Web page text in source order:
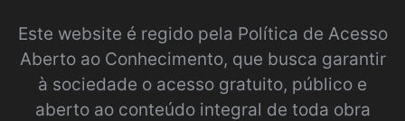
Este website é regido pela Política de Acesso
Aberto ao Conhecimento, que busca garantir
à sociedade o acesso gratuito, público e
aberto ao conteúdo integral de toda obra